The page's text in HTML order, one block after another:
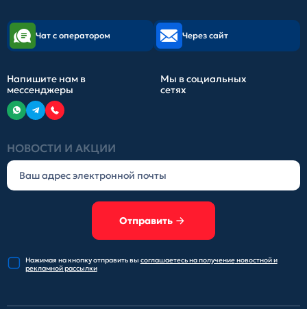
НОВОСТИ И АКЦИИ
Отправить
Нажимая на кнопку отправитьвы соглашаетесь на получениеновостной и
рекламной рассылки
Чат с оператором Через сайт
Напишите нам в
мессенджеры
Мы в социальных
сетях